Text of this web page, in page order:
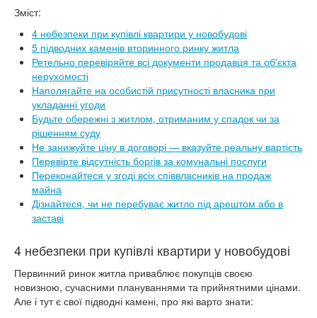
Зміст:
4 небезпеки при купівлі квартири у новобудові
5 підводних каменів вторинного ринку житла
Ретельно перевіряйте всі документи продавця та об'єкта
нерухомості
Наполягайте на особистій присутності власника при
укладанні угоди
Будьте обережні з житлом, отриманим у спадок чи за
рішенням суду
Не занижуйте ціну в договорі — вказуйте реальну вартість
Перевірте відсутність боргів за комунальні послуги
Переконайтеся у згоді всіх співвласників на продаж
майна
Дізнайтеся, чи не перебуває житло під арештом або в
заставі
4 небезпеки при купівлі квартири у новобудові
Первинний ринок житла приваблює покупців своєю
новизною, сучасними плануваннями та прийнятними цінами.
Але і тут є свої підводні камені, про які варто знати: